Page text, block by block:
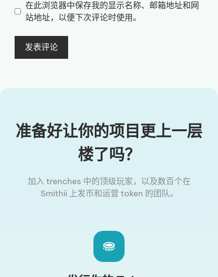
址
址
在此浏览器中保存我的显示名称、邮箱地址和网
站地址，以便下次评论时使用。
准备好让你的项目更上一层
楼了吗？
加入 trenches 中的顶级玩家，以及数百个在
Smithii 上发币和运营 token 的团队。